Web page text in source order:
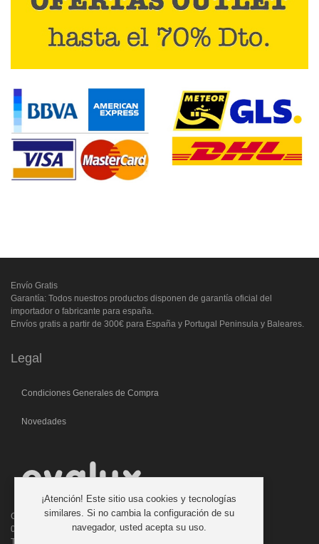
Envío Gratis
Garantía: Todos nuestros productos disponen de garantía oficial del
importador o fabricante para españa.
Envíos gratis a partir de 300€ para España y Portugal Peninsula y Baleares.
Legal
Condiciones Generales de Compra
Novedades
C/. Laforja, 46
08006 BARCELONA (ESPAÑA)
Teléfono: 933 210 593 - 619 711 900
¡Atención! Este sitio usa cookies y tecnologías
similares. Si no cambia la configuración de su
navegador, usted acepta su uso.